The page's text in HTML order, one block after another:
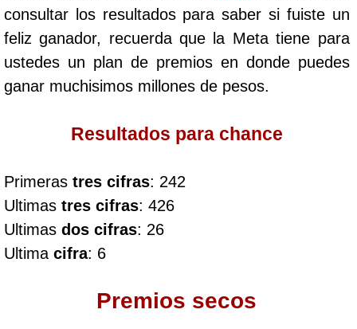
Caribeña Día
Caribeña Noche
Culona día
Culona noche
Dorado Mañana
consultar los resultados para saber si fuiste un
feliz ganador, recuerda que la Meta tiene para
ustedes un plan de premios en donde puedes
ganar muchisimos millones de pesos.
Resultados para chance
Primeras tres cifras: 242
Ultimas tres cifras: 426
Ultimas dos cifras: 26
Ultima cifra: 6
Premios secos